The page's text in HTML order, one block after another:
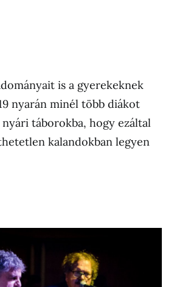
is a gyerekeknek
nyarán minél több diákot
táborokba, hogy ezáltal
kalandokban legyen